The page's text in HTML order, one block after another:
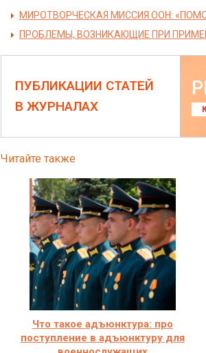
МИРОТВОРЧЕСКАЯ МИССИЯ ООН:
ПРОБЛЕМЫ, ВОЗНИКАЮЩИЕ ПРИ
ПУБЛИКАЦИИ СТАТЕЙ
В ЖУРНАЛАХ
Читайте также
Что такое адъюнктура: про
поступление в адъюнктуру для